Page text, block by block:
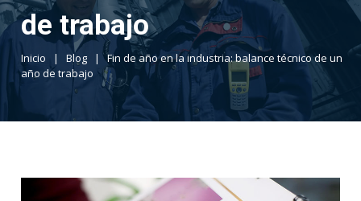
de trabajo
Inicio |Blog |Fin de año en la industria: balance técnico de un
año de trabajo